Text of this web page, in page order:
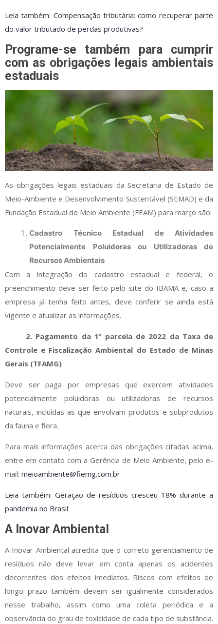
Leia também: Compensação tributária: como recuperar parte
do valor tributado de perdas produtivas?
Programe-se também para cumprir
com as obrigações legais ambientais
estaduais
As obrigações legais estaduais daSecretaria de Estado de
Meio-Ambiente e Desenvolvimento Sustentável (SEMAD) e da
Fundação Estadual do Meio Ambiente (FEAM) para março são:
Cadastro Técnico Estadual de Atividades
Potencialmente Poluidoras ou Utilizadoras de
Recursos Ambientais
Com a integração do cadastro estadual e federal, o
preenchimento deve ser feito pelo site do IBAMA e, caso a
empresa já tenha feito antes, deve conferir se ainda está
vigente e atualizar as informações.
2. Pagamento da 1ª parcela de 2022 da Taxa de
Controle e Fiscalização Ambiental do Estado de Minas
Gerais (TFAMG)
Deve ser paga por empresas que exercem atividades
potencialmente poluidoras ou utilizadoras de recursos
naturais, incluídas as que envolvam produtos e subprodutos
da fauna e flora.
Para mais informações acerca das obrigações citadas acima,
entre em contato com a Gerência de Meio Ambiente, pelo e-
mail: meioambiente@fiemg.com.br
Leia também: Geração de resíduos cresceu 18% durante a
pandemia no Brasil
A Inovar Ambiental
A Inovar Ambiental acredita que o correto gerenciamento de
resíduos não deve levar em conta apenas os acidentes
decorrentes dos efeitos imediatos. Riscos com efeitos de
longo prazo também devem ser igualmente considerados
nesse trabalho, assim como uma coleta periódica e a
observância do grau de toxicidade de cada tipo de substância.